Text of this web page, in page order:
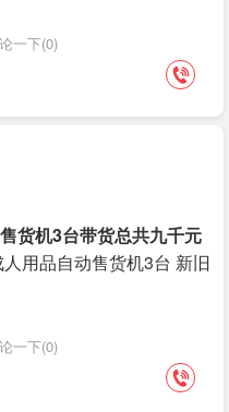
一下(0)
货机3台带货总共九千元
用品自动售货机3台 新旧
一下(0)